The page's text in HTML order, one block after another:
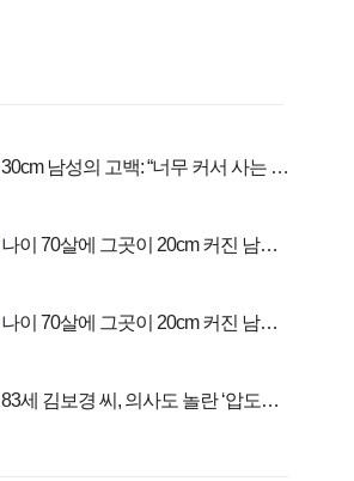
30cm 남성의 고백: “너무 커서 사는 게
나이 70살에 그곳이 20cm 커진 남자..
나이 70살에 그곳이 20cm 커진 남자..
83세 김보경 씨, 의사도 놀란 ‘압도적